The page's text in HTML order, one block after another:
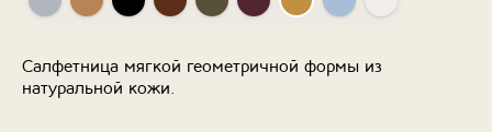
Салфетница мягкой геометричной формы из
натуральной кожи.